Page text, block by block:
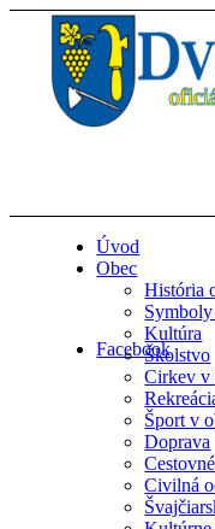
Facebook
Úvod
Obec
História
Kultúra
Školstvo
Cirkev v
Šport v
Doprava
Civilná